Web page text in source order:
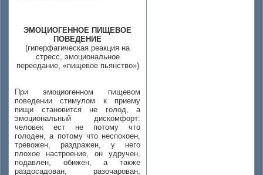
ЭМОЦИОГЕННОЕ ПИЩЕВОЕ
ПОВЕДЕНИЕ
(гиперфагическая реакция на
стресс, эмоциональное
переедание, «пищевое пьянство»)
При эмоциогенном пищевом
поведении стимулом к приему
пищи становится не голод, а
эмоциональный дискомфорт:
человек ест не потому что
голоден, а потому что неспокоен,
тревожен, раздражен, у него
плохое настроение, он удручен,
подавлен, обижен, а также
раздосадован, разочарован,